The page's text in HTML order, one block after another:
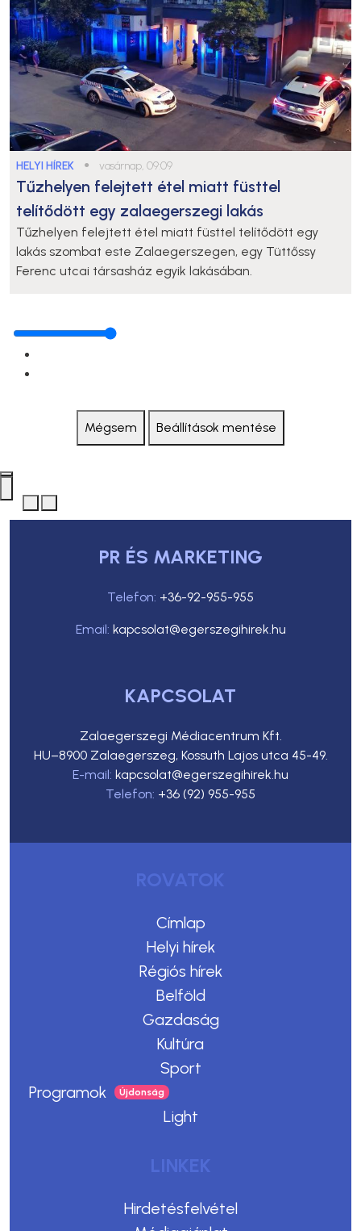
HELYI HÍREK ● vasárnap, 09:09
Tűzhelyen felejtett étel miatt füsttel
telítődött egy zalaegerszegi lakás
Tűzhelyen felejtett étel miatt füsttel telítődött egy
lakás szombat este Zalaegerszegen, egy Tüttőssy
Ferenc utcai társasház egyik lakásában.
Mégsem Beállítások mentése
PR ÉS MARKETING
Telefon: +36-92-955-955
Email: kapcsolat@egerszegihirek.hu
KAPCSOLAT
Zalaegerszegi Médiacentrum Kft.
HU–8900 Zalaegerszeg, Kossuth Lajos utca 45-49.
E-mail: kapcsolat@egerszegihirek.hu
Telefon: +36 (92) 955-955
ROVATOK
Címlap
Helyi hírek
Régiós hírek
Belföld
Gazdaság
Kultúra
Sport
Programok
Light
LINKEK
Hirdetésfelvétel